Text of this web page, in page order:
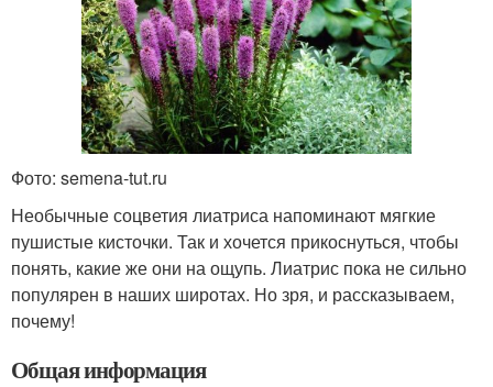
Фото: semena-tut.ru
Необычные соцветия лиатриса напоминают мягкие
пушистые кисточки. Так и хочется прикоснуться, чтобы
понять, какие же они на ощупь. Лиатрис пока не сильно
популярен в наших широтах. Но зря, и рассказываем,
почему!
Общая информация